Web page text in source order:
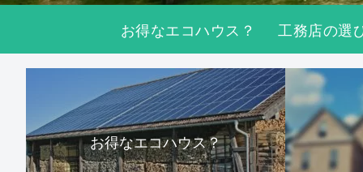
お得なエコハウス？ 工務店の選
お得なエコハウス？